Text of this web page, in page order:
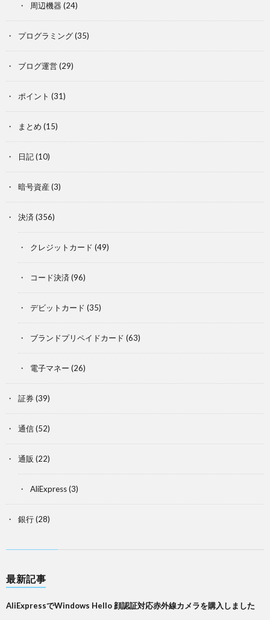
周辺機器 (24)
プログラミング(35)
ブログ運営(29)
ポイント (31)
まとめ (15)
日記(10)
暗号資産 (3)
決済 (356)
クレジットカード (49)
コード決済 (96)
デビットカード (35)
ブランドプリペイドカード (63)
電子マネー (26)
証券(39)
通信(52)
通販 (22)
AliExpress(3)
銀行(28)
最新記事
AliExpressでWindows Hello 顔認証対応赤外線カメラを購入しました